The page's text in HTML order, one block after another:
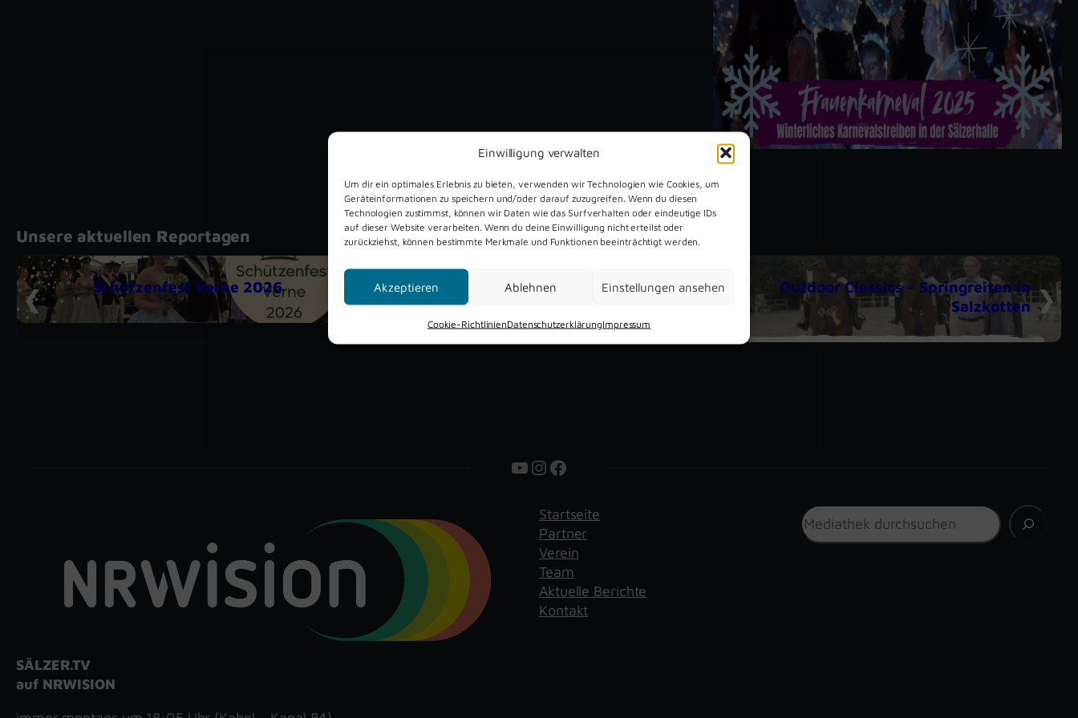
Einwilligung verwalten
Um dir ein optimales Erlebnis zu bieten, verwenden wir Technologien wie Cookies, um
Geräteinformationen zu speichern und/oder darauf zuzugreifen. Wenn du diesen
Technologien zustimmst, können wir Daten wie das Surfverhalten oder eindeutige IDs
auf dieser Website verarbeiten. Wenn du deine Einwilligung nicht erteilst oder
zurückziehst, können bestimmte Merkmale und Funktionen beeinträchtigt werden.
Akzeptieren Ablehnen Einstellungen ansehen
Cookie-RichtlinienDatenschutzerklärungImpressum
Unsere aktuellen Reportagen
Schützenfest Verne 2026 Dreckburg Open Air 2026
Outdoor Classics – Springreiten in
Salzkotten
YouTube
Instagram
Facebook
SÄLZER.TV
auf NRWISION
Startseite
Partner
Verein
Team
Aktuelle Berichte
Kontakt
Suchen